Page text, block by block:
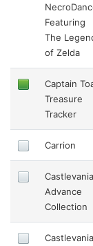
Featuring
The
of Zelda
Captain
Treasure
Tracker
Carrion
Castlevania
Advance
Collection
Castlevania